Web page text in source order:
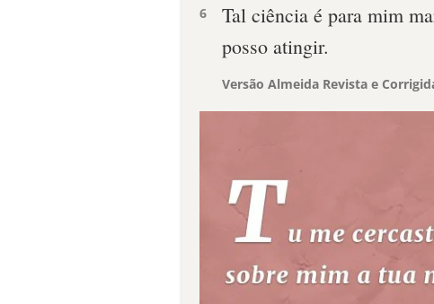
6
Tal ciência é para mim
posso atingir.
Versão Almeida Revista e